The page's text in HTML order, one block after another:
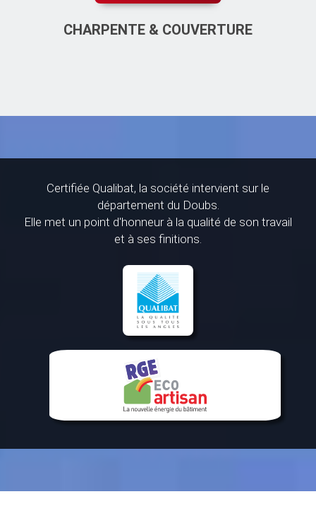
CHARPENTE & COUVERTURE
Certifiée Qualibat, la société intervient sur le
département du Doubs.
Elle met un point d'honneur à la qualité de son travail
et à ses finitions.